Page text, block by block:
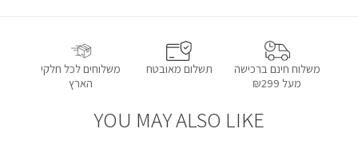
משלוח חינם ברכישה
מעל ₪299
תשלום מאובטח
משלוחים לכל חלקי
הארץ
YOU MAY ALSO LIKE